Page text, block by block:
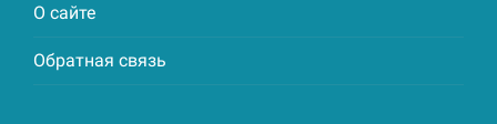
О сайте
Обратная связь